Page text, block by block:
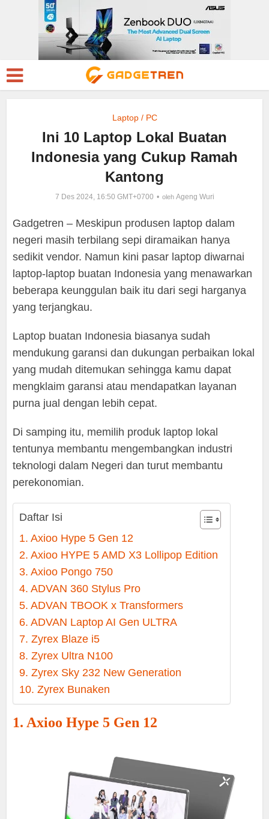
Laptop / PC
Ini 10 Laptop Lokal Buatan
Indonesia yang Cukup Ramah
Kantong
7 Des 2024, 16:50 GMT+0700 oleh Ageng Wuri
Gadgetren – Meskipun produsen laptop dalam
negeri masih terbilang sepi diramaikan hanya
sedikit vendor. Namun kini pasar laptop diwarnai
laptop-laptop buatan Indonesia yang menawarkan
beberapa keunggulan baik itu dari segi harganya
yang terjangkau.
Laptop buatan Indonesia biasanya sudah
mendukung garansi dan dukungan perbaikan lokal
yang mudah ditemukan sehingga kamu dapat
mengklaim garansi atau mendapatkan layanan
purna jual dengan lebih cepat.
Di samping itu, memilih produk laptop lokal
tentunya membantu mengembangkan industri
teknologi dalam Negeri dan turut membantu
perekonomian.
Daftar Isi
1. Axioo Hype 5 Gen 12
2. Axioo HYPE 5 AMD X3 Lollipop Edition
3. Axioo Pongo 750
4. ADVAN 360 Stylus Pro
5. ADVAN TBOOK x Transformers
6. ADVAN Laptop AI Gen ULTRA
7. Zyrex Blaze i5
8. Zyrex Ultra N100
9. Zyrex Sky 232 New Generation
10. Zyrex Bunaken
1. Axioo Hype 5 Gen 12